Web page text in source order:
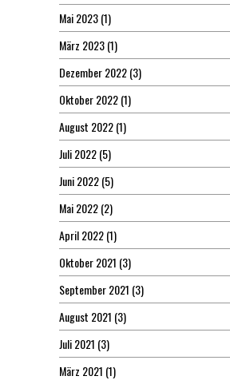
Mai 2023(1)
März 2023(1)
Dezember 2022(3)
Oktober 2022(1)
August 2022(1)
Juli 2022(5)
Juni 2022(5)
Mai 2022(2)
April 2022(1)
Oktober 2021 (3)
September 2021 (3)
August 2021 (3)
Juli 2021 (3)
März 2021 (1)